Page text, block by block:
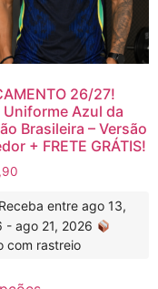
26/27!
Uniforme Azul da
Brasileira – Versão
+ FRETE GRÁTIS!
Receba entre ago 13,
- ago 21, 2026
com rastreio